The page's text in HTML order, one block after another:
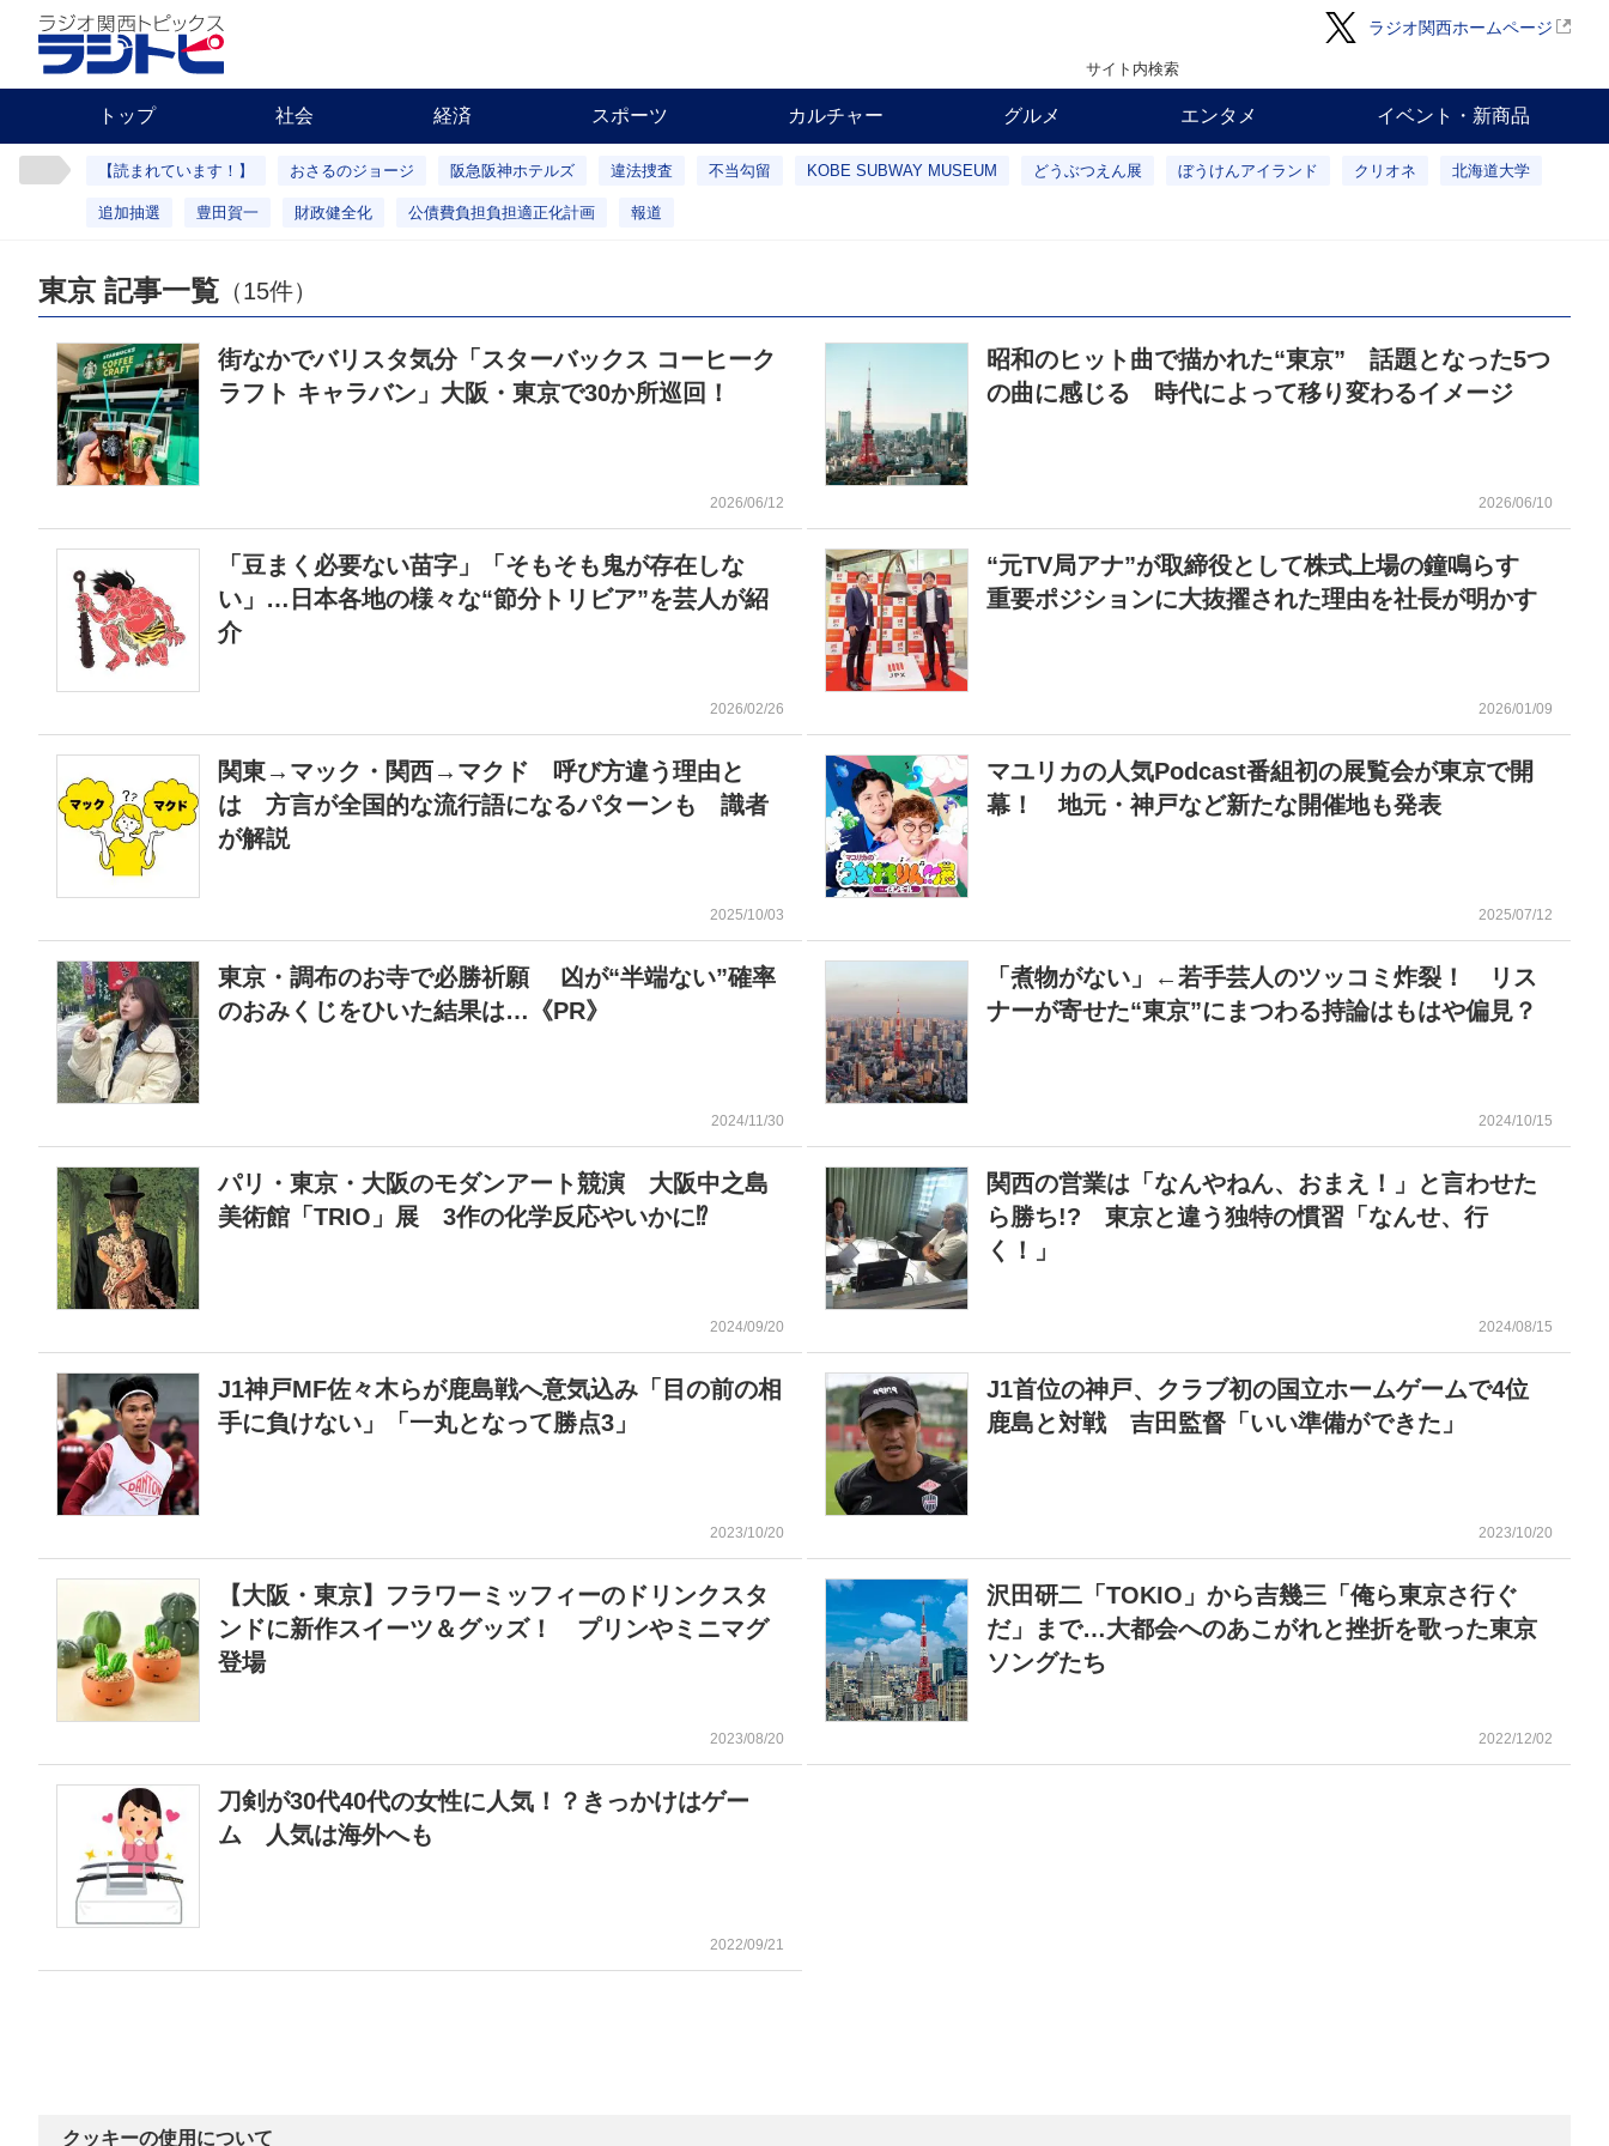
ラジオ関西ホームページ
サイト内検索
トップ 社会 経済 スポーツ カルチャー グルメ エンタメ イベント・新商品
【読まれています！】 おさるのジョージ 阪急阪神ホテルズ 違法捜査 不当勾留 KOBE SUBWAY MUSEUM どうぶつえん展 ぼうけんアイランド クリオネ 北海道大学
追加抽選 豊田賀一 財政健全化 公債費負担負担適正化計画 報道
東京 記事一覧 （15件）
街なかでバリスタ気分「スターバックス コーヒーク
ラフト キャラバン」大阪・東京で30か所巡回！
2026/06/12
昭和のヒット曲で描かれた“東京” 話題となった5つ
の曲に感じる 時代によって移り変わるイメージ
2026/06/10
「豆まく必要ない苗字」「そもそも鬼が存在しな
い」…日本各地の様々な“節分トリビア”を芸人が紹
介
2026/02/26
“元TV局アナ”が取締役として株式上場の鐘鳴らす
重要ポジションに大抜擢された理由を社長が明かす
2026/01/09
関東→マック・関西→マクド 呼び方違う理由と
は 方言が全国的な流行語になるパターンも 識者
が解説
2025/10/03
マユリカの人気Podcast番組初の展覧会が東京で開
幕！ 地元・神戸など新たな開催地も発表
2025/07/12
東京・調布のお寺で必勝祈願 凶が“半端ない”確率
のおみくじをひいた結果は…《PR》
2024/11/30
「煮物がない」←若手芸人のツッコミ炸裂！ リス
ナーが寄せた“東京”にまつわる持論はもはや偏見？
2024/10/15
パリ・東京・大阪のモダンアート競演 大阪中之島
美術館「TRIO」展 3作の化学反応やいかに⁉
2024/09/20
関西の営業は「なんやねん、おまえ！」と言わせた
ら勝ち!? 東京と違う独特の慣習「なんせ、行
く！」
2024/08/15
J1神戸MF佐々木らが鹿島戦へ意気込み「目の前の相
手に負けない」「一丸となって勝点3」
2023/10/20
J1首位の神戸、クラブ初の国立ホームゲームで4位
鹿島と対戦 吉田監督「いい準備ができた」
2023/10/20
【大阪・東京】フラワーミッフィーのドリンクスタ
ンドに新作スイーツ＆グッズ！ プリンやミニマグ
登場
2023/08/20
沢田研二「TOKIO」から吉幾三「俺ら東京さ行ぐ
だ」まで…大都会へのあこがれと挫折を歌った東京
ソングたち
2022/12/02
刀剣が30代40代の女性に人気！？きっかけはゲー
ム 人気は海外へも
2022/09/21
クッキーの使用について